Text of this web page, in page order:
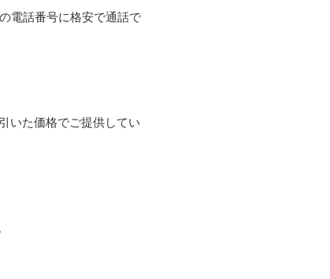
電話番号に格安で通話で
いた価格でご提供してい